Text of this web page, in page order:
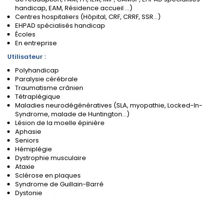
handicap, EAM, Résidence accueil ...)
Centres hospitaliers (Hôpital, CRF, CRRF, SSR...)
EHPAD spécialisés handicap
Écoles
En entreprise
Utilisateur :
Polyhandicap
Paralysie cérébrale
Traumatisme crânien
Tétraplégique
Maladies neurodégénératives (SLA, myopathie, Locked-In-
Syndrome, malade de Huntington...)
Lésion de la moelle épinière
Aphasie
Seniors
Hémiplégie
Dystrophie musculaire
Ataxie
Sclérose en plaques
Syndrome de Guillain-Barré
Dystonie